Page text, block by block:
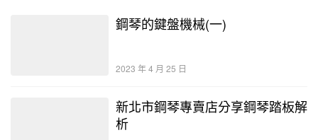
鋼琴的鍵盤機械(一)
2023 年 4 月 25 日
新北市鋼琴專賣店分享鋼琴踏板解
析